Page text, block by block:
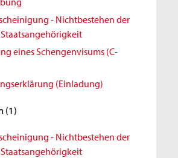
- Nichtbestehen der
eines Schengenvisums (C-
(Einladung)
(1)
- Nichtbestehen der